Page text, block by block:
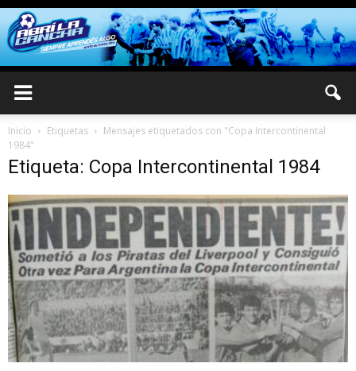
Inicio Etiquetas
Mensajes etiquetados con "Copa Intercontinental
1984"
Etiqueta: Copa Intercontinental 1984